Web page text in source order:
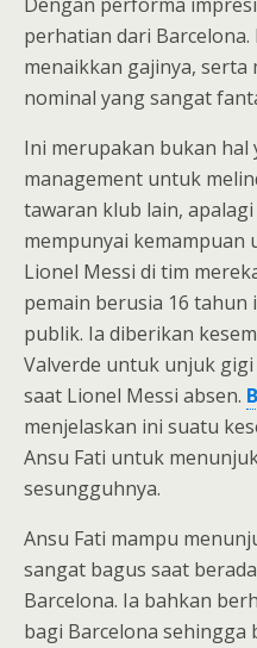
perhatian dari
menaikkan gajinya, serta
nominal yang sangat
Ini merupakan bukan
management untuk
tawaran klub lain,
mempunyai
Lionel Messi di tim
pemain berusia 16
publik. Ia diberikan
Valverde untuk unjuk
saat Lionel Messi absen.
menjelaskan ini suatu
Ansu Fati untuk
sesungguhnya.
Ansu Fati mampu
sangat bagus saat
Barcelona. Ia bahkan
bagi Barcelona